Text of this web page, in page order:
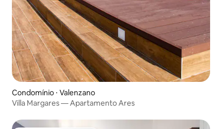
Condomínio ⋅ Valenzano
Villa Margares — Apartamento Ares